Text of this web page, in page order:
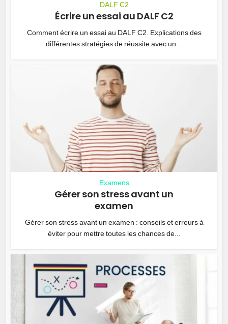
DALF C2
Écrire un essai au DALF C2
Comment écrire un essai au DALF C2. Explications des
différentes stratégies de réussite avec un...
Examens
Gérer son stress avant un
examen
Gérer son stress avant un examen : conseils et erreurs à
éviter pour mettre toutes les chances de...